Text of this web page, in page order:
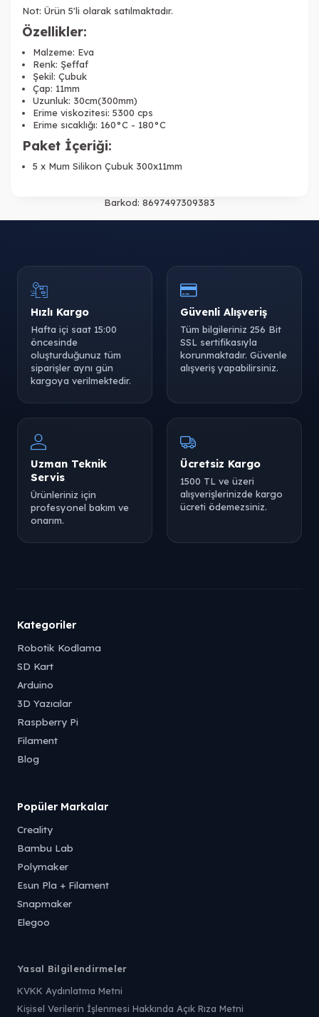
Not: Ürün 5'li olarak satılmaktadır.
Özellikler:
Malzeme: Eva
Renk: Şeffaf
Şekil: Çubuk
Çap: 11mm
Uzunluk: 30cm(300mm)
Erime viskozitesi: 5300 cps
Erime sıcaklığı: 160°C - 180°C
Paket İçeriği:
5 x Mum Silikon Çubuk 300x11mm
Barkod: 8697497309383
Hızlı Kargo
Hafta içi saat 15:00
öncesinde
oluşturduğunuz tüm
siparişler aynı gün
kargoya verilmektedir.
Güvenli Alışveriş
Tüm bilgileriniz 256 Bit
SSL sertifikasıyla
korunmaktadır. Güvenle
alışveriş yapabilirsiniz.
Uzman Teknik
Servis
Ürünleriniz için
profesyonel bakım ve
onarım.
Ücretsiz Kargo
1500 TL ve üzeri
alışverişlerinizde kargo
ücreti ödemezsiniz.
Kategoriler
Robotik Kodlama
SD Kart
Arduino
3D Yazıcılar
Raspberry Pi
Filament
Blog
Popüler Markalar
Creality
Bambu Lab
Polymaker
Esun Pla + Filament
Snapmaker
Elegoo
Yasal Bilgilendirmeler
KVKK Aydınlatma Metni
Kişisel Verilerin İşlenmesi Hakkında Açık Rıza Metni